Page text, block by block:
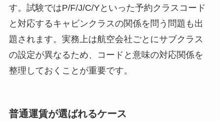
す。試験ではP/F/J/C/Yといった予約クラスコード
と対応するキャビンクラスの関係を問う問題も出
題されます。実務上は航空会社ごとにサブクラス
の設定が異なるため、コードと意味の対応関係を
整理しておくことが重要です。
普通運賃が選ばれるケース